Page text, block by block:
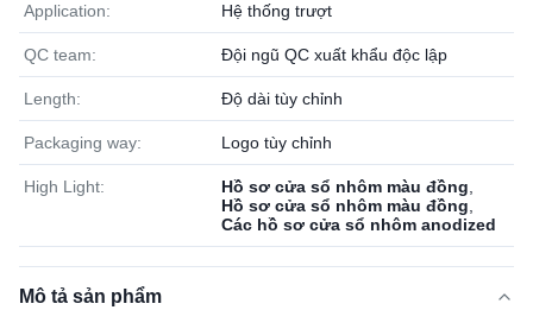
Application: Hệ thống trượt
QC team: Đội ngũ QC xuất khẩu độc lập
Length: Độ dài tùy chỉnh
Packaging way: Logo tùy chỉnh
High Light: Hồ sơ cửa sổ nhôm màu đồng
Hồ sơ cửa sổ nhôm màu đồng
Các hồ sơ cửa sổ nhôm anodized
Mô tả sản phẩm